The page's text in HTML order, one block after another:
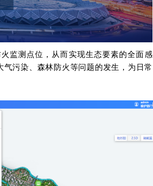
监测点位，从而实现生态要素的全面感
污染、森林防火等问题的发生，为日常